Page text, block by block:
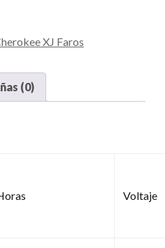
XJ Faros
(0)
Voltaje